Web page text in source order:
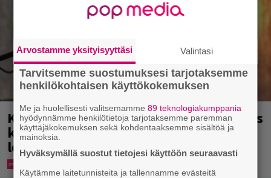
Karita Tykän ja Sami Saikkosen rakkaus
kukoistaa – vähäpukeista hempeilyä ja
leveitä virnistyksiä laiturilla
Arvostamme yksityisyyttäsi Valintasi
Tarvitsemme suostumuksesi tarjotaksemme
henkilökohtaisen käyttökokemuksen
Me ja huolellisesti valitsemamme89 teknologiakumppania
hyödynnämme henkilötietoja tarjotaksemme paremman
käyttäjäkokemuksen sekä kohdentaaksemme sisältöä ja
mainoksia.
Hyväksymällä suostut tietojesi käyttöön seuraavasti
Käytämme laitetunnisteita ja tallennamme evästeitä